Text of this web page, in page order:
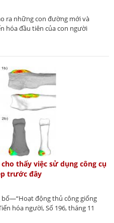
ra những con đường mới và
hóa đầu tiên của con người
thấy việc sử dụng công cụ
trước đây
động thủ công giống
hóa người, Số 196, tháng 11